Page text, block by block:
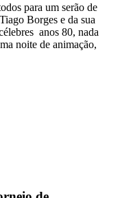
para um serão de
Borges e da sua
anos 80, nada
noite de animação,